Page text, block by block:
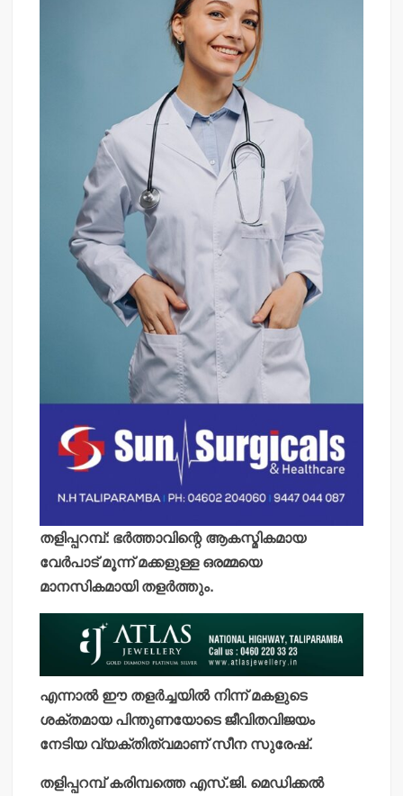
തളിപ്പറമ്പ്: ഭര്‍ത്താവിന്റെ ആകസ്മികമായ
വേര്‍പാട് മൂന്ന് മക്കളുള്ള ഒരമ്മയെ
മാനസികമായി തളര്‍ത്തും.
എന്നാല്‍ ഈ തളര്‍ച്ചയില്‍ നിന്ന് മകളുടെ
ശക്തമായ പിന്തുണയോടെ ജീവിതവിജയം
നേടിയ വ്യക്തിത്വമാണ് സീന സുരേഷ്.
തളിപ്പറമ്പ് കരിമ്പത്തെ എസ്.ജി. മെഡിക്കല്‍